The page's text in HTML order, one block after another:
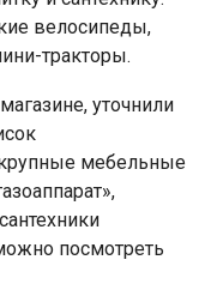
велосипеды,
тракторы.
уточнили
мебельные
посмотреть